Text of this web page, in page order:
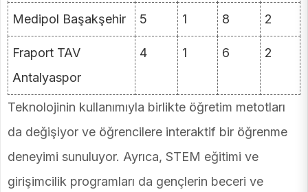
Medipol Başakşehir 5 1 8 2
Fraport TAV
Antalyaspor
4 1 6 2
Teknolojinin kullanımıyla birlikte öğretim metotları
da değişiyor ve öğrencilere interaktif bir öğrenme
deneyimi sunuluyor. Ayrıca, STEM eğitimi ve
girişimcilik programları da gençlerin beceri ve